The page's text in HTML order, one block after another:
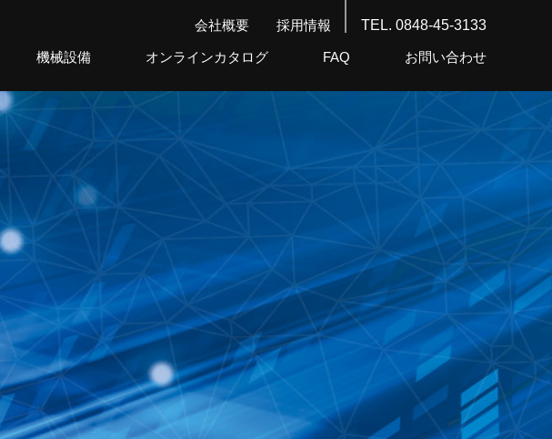
会社概要 採用情報 TEL. 0848-45-3133
機械設備 オンラインカタログ FAQ お問い合わせ